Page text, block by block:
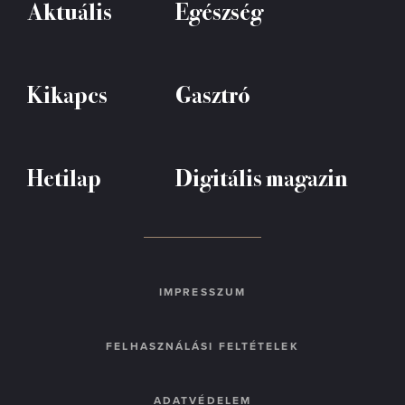
Aktuális Egészség
Kikapcs Gasztró
Hetilap Digitális magazin
IMPRESSZUM
FELHASZNÁLÁSI FELTÉTELEK
ADATVÉDELEM